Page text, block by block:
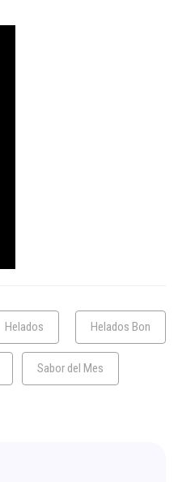
Helados Helados Bon
Sabor del Mes